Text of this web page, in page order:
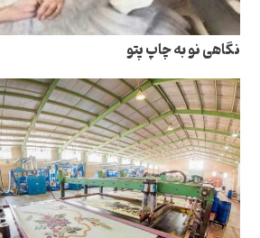
نگاهی نو به چاپ پتو